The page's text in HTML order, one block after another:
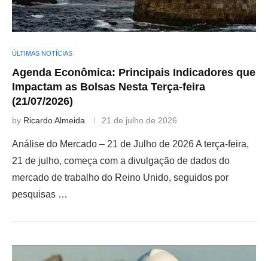
ÚLTIMAS NOTÍCIAS
Agenda Econômica: Principais Indicadores que
Impactam as Bolsas Nesta Terça-feira
(21/07/2026)
by Ricardo Almeida 21 de julho de 2026
Análise do Mercado – 21 de Julho de 2026 A terça-feira,
21 de julho, começa com a divulgação de dados do
mercado de trabalho do Reino Unido, seguidos por
pesquisas …